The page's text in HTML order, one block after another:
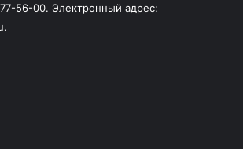
56-00. Электронный адрес: